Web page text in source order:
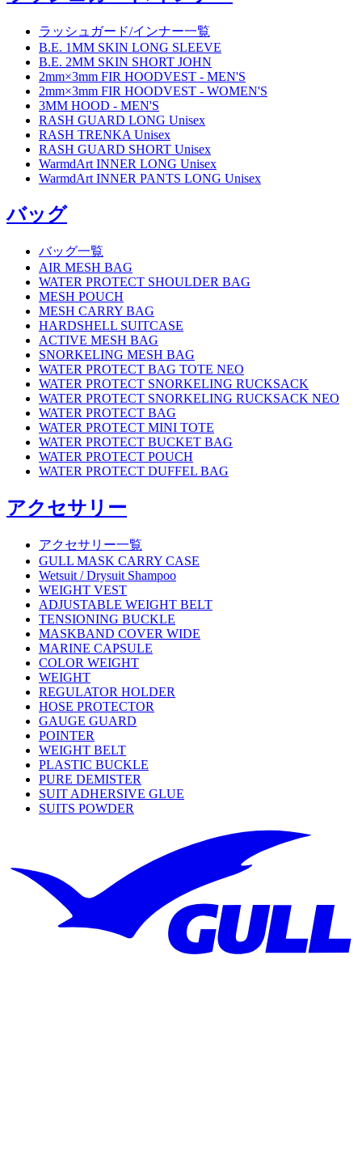
ラッシュガード/インナー一覧
B.E. 1MM SKIN LONG SLEEVE
B.E. 2MM SKIN SHORT JOHN
2mm×3mm FIR HOODVEST - MEN'S
2mm×3mm FIR HOODVEST - WOMEN'S
3MM HOOD - MEN'S
RASH GUARD LONG Unisex
RASH TRENKA Unisex
RASH GUARD SHORT Unisex
WarmdArt INNER LONG Unisex
WarmdArt INNER PANTS LONG Unisex
バッグ
バッグ一覧
AIR MESH BAG
WATER PROTECT SHOULDER BAG
MESH POUCH
MESH CARRY BAG
HARDSHELL SUITCASE
ACTIVE MESH BAG
SNORKELING MESH BAG
WATER PROTECT BAG TOTE NEO
WATER PROTECT SNORKELING RUCKSACK
WATER PROTECT SNORKELING RUCKSACK NEO
WATER PROTECT BAG
WATER PROTECT MINI TOTE
WATER PROTECT BUCKET BAG
WATER PROTECT POUCH
WATER PROTECT DUFFEL BAG
アクセサリー
アクセサリー一覧
GULL MASK CARRY CASE
Wetsuit / Drysuit Shampoo
WEIGHT VEST
ADJUSTABLE WEIGHT BELT
TENSIONING BUCKLE
MASKBAND COVER WIDE
MARINE CAPSULE
COLOR WEIGHT
WEIGHT
REGULATOR HOLDER
HOSE PROTECTOR
GAUGE GUARD
POINTER
WEIGHT BELT
PLASTIC BUCKLE
PURE DEMISTER
SUIT ADHERSIVE GLUE
SUITS POWDER